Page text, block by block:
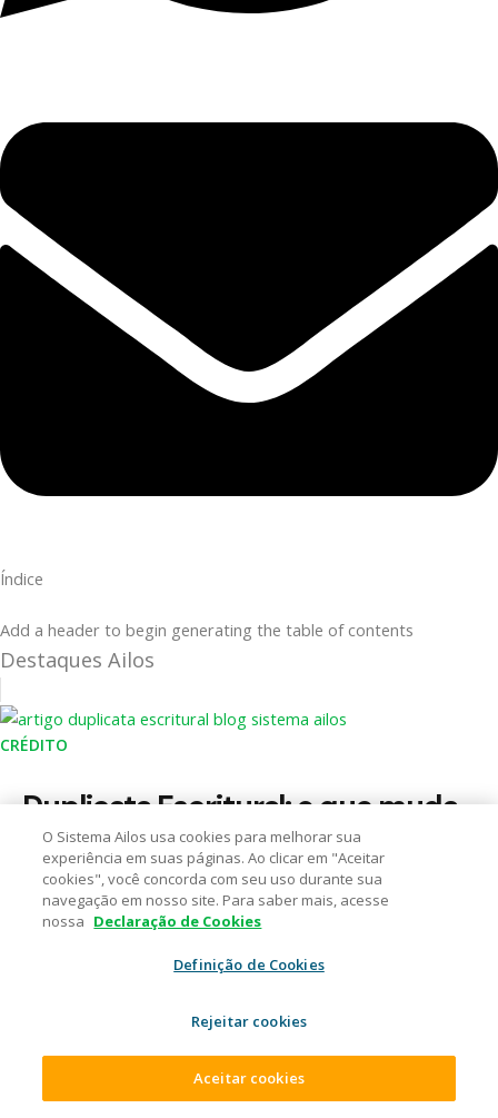
Índice
Add a header to begin generating the table of contents
Destaques Ailos
CRÉDITO
Duplicata Escritural: o que muda
no crédito para empresas e
cooperados
30/07/2026
SEGURANÇA FINANCEIRA
O Sistema Ailos usa cookies para melhorar sua
experiência em suas páginas. Ao clicar em "Aceitar
cookies", você concorda com seu uso durante sua
navegação em nosso site. Para saber mais, acesse
nossa Declaração de Cookies
Definição de Cookies
Rejeitar cookies
Aceitar cookies